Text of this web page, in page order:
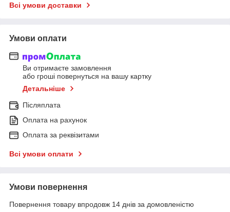
Всі умови доставки
Умови оплати
Ви отримаєте замовлення
або гроші повернуться на вашу картку
Детальніше
Післяплата
Оплата на рахунок
Оплата за реквізитами
Всі умови оплати
Умови повернення
Повернення товару впродовж 14 днів за домовленістю